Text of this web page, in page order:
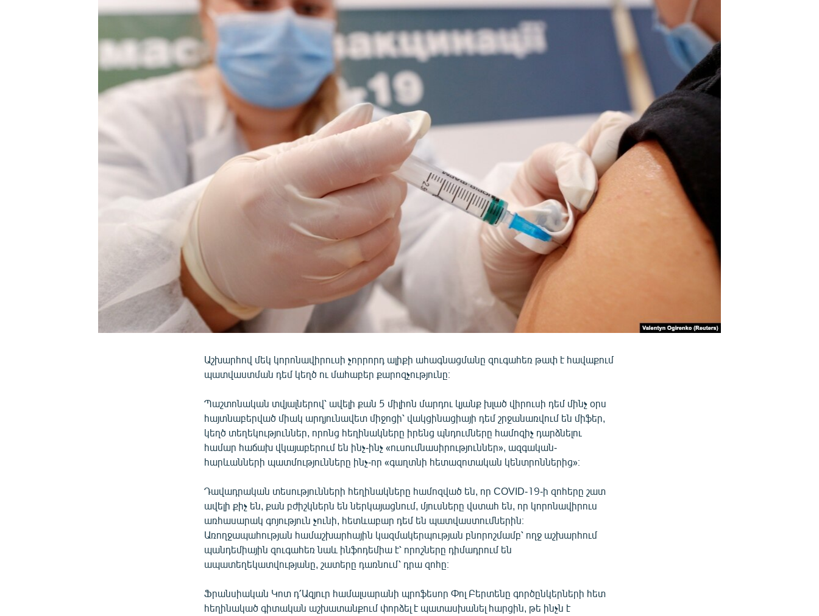
ՄԵԿՆԱԲԱՆՈՒԹՅՈՒՆ
ՁԳՏԵԼՈՎ ԼԱՎԱԳՈՒՅՆԻՆ
Աշխարհով մեկ կորոնավիրուսի չորրորդ ալիքի ահագնացմանը զուգահեռ թափ է հավաքում
պատվաստման դեմ կեղծ ու մահաբեր քարոզչությունը։
Պաշտոնական տվյալներով՝ ավելի քան 5 միլիոն մարդու կյանք խլած վիրուսի դեմ մինչ օրս
հայտնաբերված միակ արդյունավետ միջոցի՝ վակցինացիայի դեմ շրջանառվում են միֆեր,
կեղծ տեղեկություններ, որոնց հեղինակները իրենց պնդումները համոզիչ դարձնելու
համար հաճախ վկայաբերում են ինչ-ինչ «ուսումնասիրություններ», ազգական-
հարևանների պատմությունները ինչ-որ «գաղտնի հետազոտական կենտրոններից»։
Դավադրական տեսությունների հեղինակները համոզված են, որ COVID-19-ի զոհերը շատ
ավելի քիչ են, քան բժիշկներն են ներկայացնում, մյուսները վստահ են, որ կորոնավիրուս
առհասարակ գոյություն չունի, հետևաբար դեմ են պատվաստումներին։
Առողջապահության համաշխարհային կազմակերպության բնորոշմամբ՝ ողջ աշխարհում
պանդեմիային զուգահեռ նաև ինֆոդեմիա է՝ որոշները դիմադրում են
ապատեղեկատվությանը, շատերը դառնում՝ դրա զոհը։
Ֆրանսիական Կոտ դ՛Ազյուր համալսարանի պրոֆեսոր Փոլ Բերտենը գործընկերների հետ
հեղինակած գիտական աշխատանքում փորձել է պատասխանել հարցին, թե ինչն է